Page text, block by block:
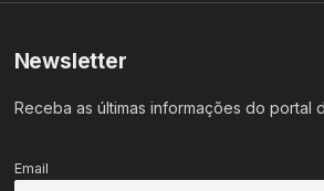
Newsletter
Receba as últimas informações do portal
Email